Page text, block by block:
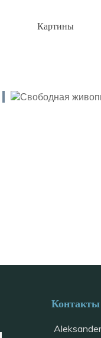
Картины
Контакты